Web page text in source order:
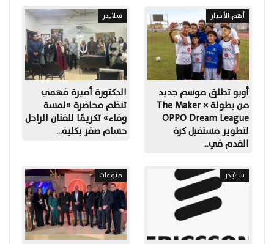
أهم الأخبار
أوبو تطلق موسم جديد
من بطولة The Maker ×
OPPO Dream League
لتطوير مستقبل كرة
القدم في…
سلايدر
الدكتورة أميرة فهمي
تنظم محاضرة «لمسة
وفاء» تكريمًا للفنان الراحل
حسام صقر بكلية…
سلايدر منوعات